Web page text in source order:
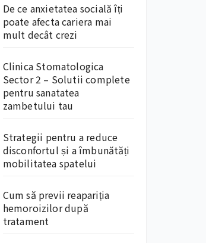
De ce anxietatea socială îți
poate afecta cariera mai
mult decât crezi
Clinica Stomatologica
Sector 2 – Solutii complete
pentru sanatatea
zambetului tau
Strategii pentru a reduce
disconfortul și a îmbunătăți
mobilitatea spatelui
Cum să previi reapariția
hemoroizilor după
tratament